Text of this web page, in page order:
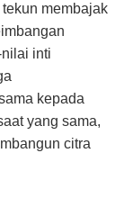
membajak
inti
kepada
yang sama,
citra